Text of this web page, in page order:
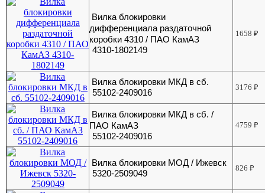
Вилка блокировки
дифференциала раздаточной
коробки 4310 / ПАО КамАЗ
4310-1802149
1658₽
Вилка блокировки МКД в сб.
55102-2409016
3176₽
Вилка блокировки МКД в сб. /
ПАО КамАЗ
55102-2409016
4759₽
Вилка блокировки МОД / Ижевск
5320-2509049
826₽